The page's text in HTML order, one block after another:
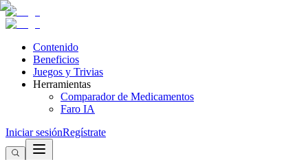
Contenido
Beneficios
Juegos y Trivias
Herramientas
Comparador de Medicamentos
Faro IA
Iniciar sesiónRegístrate